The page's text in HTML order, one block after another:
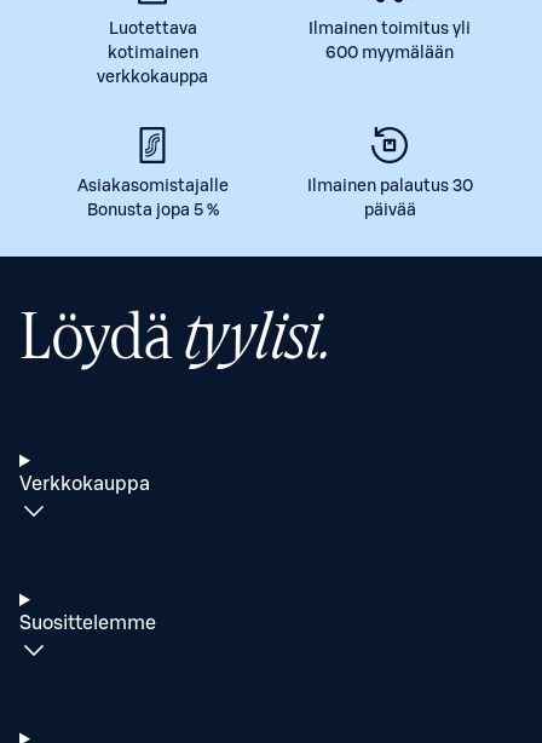
Luotettava
kotimainen
verkkokauppa
Ilmainen toimitus yli
600 myymälään
Asiakasomistajalle
Bonusta jopa 5 %
Ilmainen palautus 30
päivää
Löydätyylisi.
Verkkokauppa
Suosittelemme